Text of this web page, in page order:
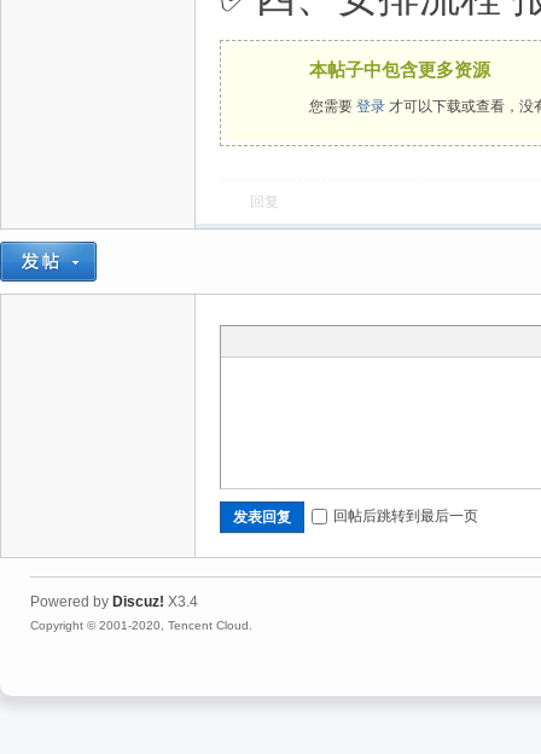
本帖子中包含更多资源
您需要 登录 才可以下载或查看，没
回复
发表回复 回帖后跳转到最后一页
Powered by Discuz! X3.4
Copyright © 2001-2020, Tencent Cloud.